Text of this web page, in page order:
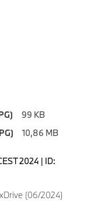
99 KB
10,86 MB
2024 | ID:
(06/2024)